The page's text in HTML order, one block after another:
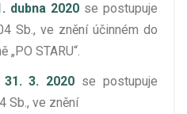
dubna 2020 se postupuje
Sb., ve znění účinném do
STARU“.
3. 2020 se postupuje
Sb., ve znění